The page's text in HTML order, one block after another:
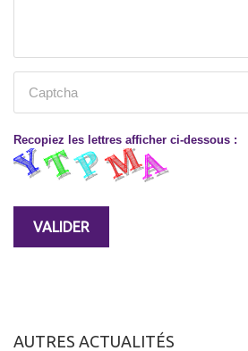
Recopiez les lettres afficher ci-dessous :
AUTRES ACTUALITÉS